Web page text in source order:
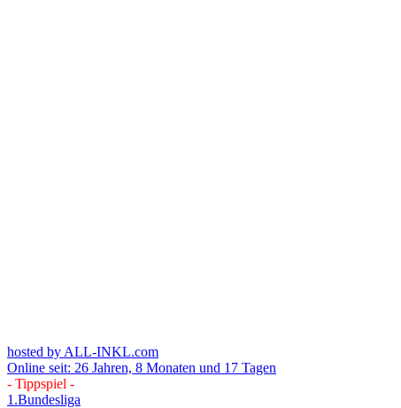
hosted by ALL-INKL.com
Online seit: 26 Jahren, 8 Monaten und 17 Tagen
- Tippspiel -
1.Bundesliga